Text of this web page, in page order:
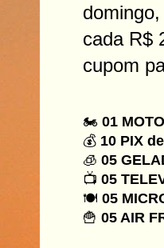
cada R$
cupom
🏍 01
💰 10 PIX
🧊 05
📺 05
🍽 05
🍟 05 AIR